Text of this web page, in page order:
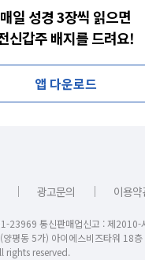
매일 성경 3장씩 읽으면
신갑주 배지를 드려요!
앱 다운로드
｜ 광고문의 ｜ 이용약
23969 통신판매업신고 : 제
양평동 5가) 아이에스비즈타워 18
rights reserved.